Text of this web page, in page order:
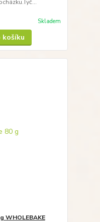
Skladem
košíku
WHOLEBAKE